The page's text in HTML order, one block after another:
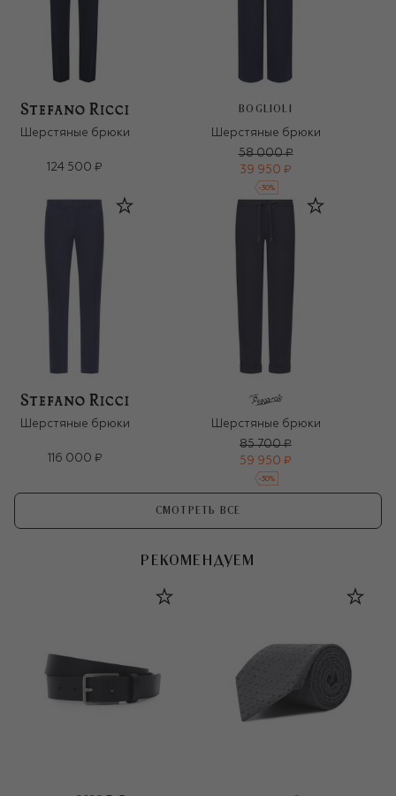
Шерстяные брюки
124 500 ₽
BOGLIOLI
Шерстяные брюки
58 000 ₽
39 950 ₽
-30%
Шерстяные брюки
116 000 ₽
Шерстяные брюки
85 700 ₽
59 950 ₽
-30%
СМОТРЕТЬ ВСЕ
РЕКОМЕНДУЕМ